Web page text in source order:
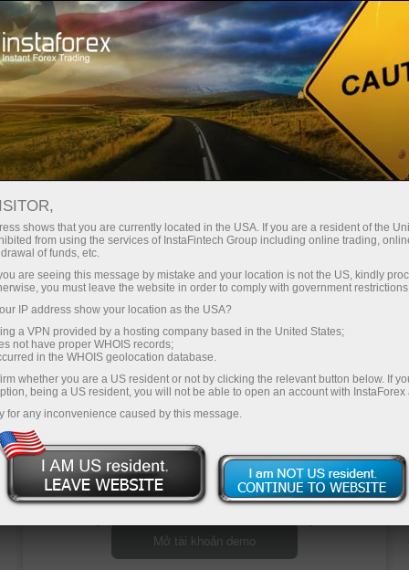
About InstaForex
Tài liệu chính
Trên trang này, bạn có thể tìm thấy những tài
liệu cơ bản điều tiết các mối quan hệ giữa
InstaForex và các khách hàng của mình. Chúng
tôi khuyên bạn nên xem xét kỹ lưỡng tất cả
chúng với sự cẩn thận và quan tâm đúng mức.
Những tài liệu này cung cấp cái nhìn sâu sắc
phạm vi hoạt động, quyền lợi và nghĩa vụ của
cả công ty môi giới và khách hàng của mình.
Mở tài khoản giao dịch
Mở tài khoản demo
shows that you are currently located in the USA. If you are a resident of the
from using the services of InstaFintech Group including online trading,
of funds, etc.
are seeing this message by mistake and your location is not the US, kindly
you must leave the website in order to comply with government
IP address show your location as the USA?
a VPN provided by a hosting company based in the United States;
not have proper WHOIS records;
in the WHOIS geolocation database.
whether you are a US resident or not by clicking the relevant button below. If
being a US resident, you will not be able to open an account with InstaForex
for any inconvenience caused by this message.